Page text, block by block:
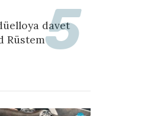
davet
Rüstem